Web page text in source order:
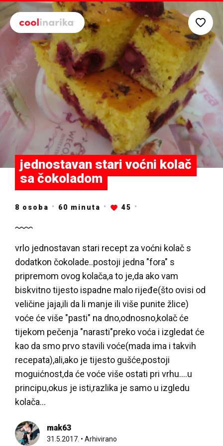
Preskoči na glavni sadržaj
jednostavan stari voćni kolač
sa čokoladom
8 osoba 60 minuta 45
vrlo jednostavan stari recept za voćni kolač s
dodatkon čokolade..postoji jedna "fora" s
pripremom ovog kolača,a to je,da ako vam
biskvitno tijesto ispadne malo rijeđe(što ovisi od
veličine jaja,ili da li manje ili više punite žlice)
voće će više "pasti" na dno,odnosno,kolač će
tijekom pečenja "narasti"preko voća i izgledat će
kao da smo prvo stavili voće(mada ima i takvih
recepata),ali,ako je tijesto gušće,postoji
moguićnost,da će voće više ostati pri vrhu....u
principu,okus je isti,razlika je samo u izgledu
kolača...
mak63
31.5.2017. • Arhivirano